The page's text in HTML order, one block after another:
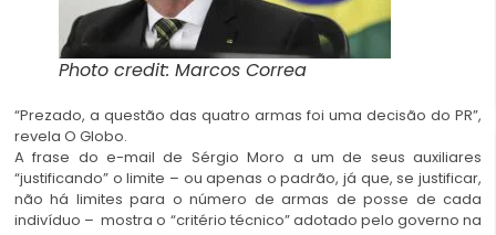
Photo credit: Marcos Correa
“Prezado, a questão das quatro armas foi uma decisão do PR”,
revela O Globo.
A frase do e-mail de Sérgio Moro a um de seus auxiliares
“justificando” o limite – ou apenas o padrão, já que, se justificar,
não há limites para o número de armas de posse de cada
indivíduo – mostra o “critério técnico” adotado pelo governo na